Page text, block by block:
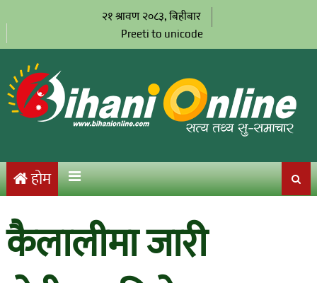
२१ श्रावण २०८३, बिहीबार
Preeti to unicode
होम
कैलालीमा जारी